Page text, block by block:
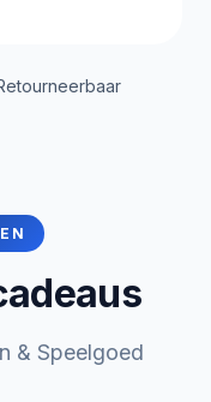
& Speelgoed